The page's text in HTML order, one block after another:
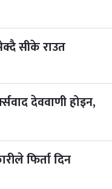
सीके राउत
देववाणी होइन,
फिर्ता दिन